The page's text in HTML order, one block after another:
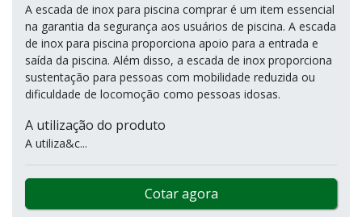
A escada de inox para piscina comprar é um item essencial
na garantia da segurança aos usuários de piscina. A escada
de inox para piscina proporciona apoio para a entrada e
saída da piscina. Além disso, a escada de inox proporciona
sustentação para pessoas com mobilidade reduzida ou
dificuldade de locomoção como pessoas idosas.
A utilização do produto
A utiliza&c...
Cotar agora